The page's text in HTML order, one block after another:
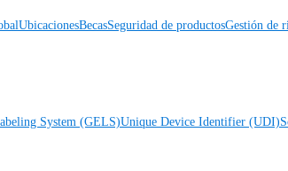
UbicacionesBecasSeguridad de productosGestión de
System (GELS)Unique Device Identifier (UDI)